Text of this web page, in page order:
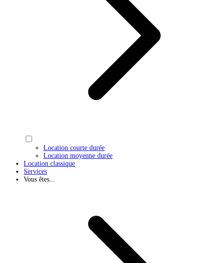
Location courte durée
Location moyenne durée
Location classique
Services
Vous êtes...